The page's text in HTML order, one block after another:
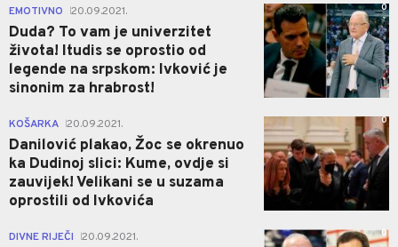
EMOTIVNO 20.09.2021.
Duda? To vam je univerzitet
života! Itudis se oprostio od
legende na srpskom: Ivković je
sinonim za hrabrost!
0
KOŠARKA 20.09.2021.
Danilović plakao, Žoc se okrenuo
ka Dudinoj slici: Kume, ovdje si
zauvijek! Velikani se u suzama
oprostili od Ivkovića
0
DIVNE RIJEČI 20.09.2021. 0